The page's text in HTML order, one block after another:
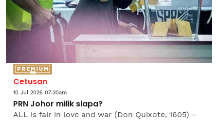
Cetusan
10 Jul 2026 07:30am
PRN Johor milik siapa?
ALL is fair in love and war (Don Quixote, 1605) –